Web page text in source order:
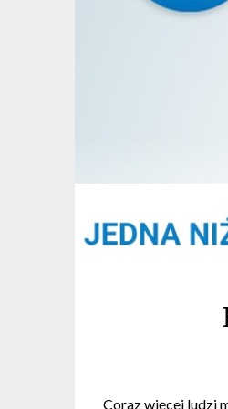
Coraz więcej ludzi